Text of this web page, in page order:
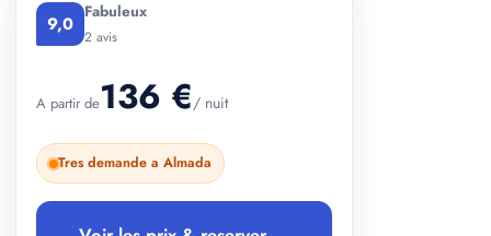
9,0 Fabuleux
2 avis
A partir de136 €/ nuit
Tres demande a Almada